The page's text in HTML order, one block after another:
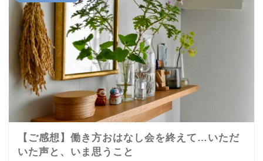
【ご感想】働き方おはなし会を終えて…いただ
いた声と、いま思うこと